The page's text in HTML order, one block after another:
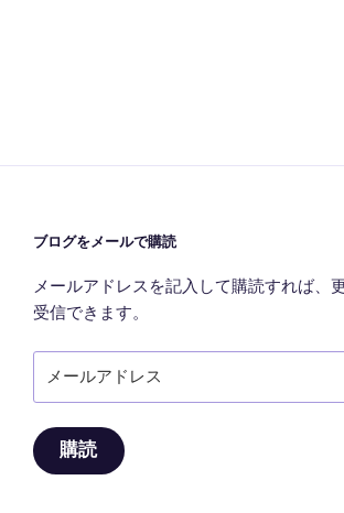
ブログをメールで購読
メールアドレスを記入して購読すれば、
受信できます。
ー
ア
ド
購読